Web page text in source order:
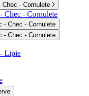
- Cornulete
Chec - Cornulete
- Chec - Cornulete
- Chec - Cornulete
- Lipie